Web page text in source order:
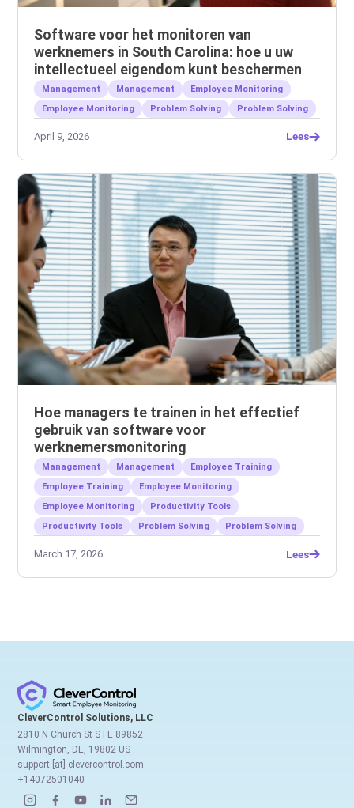
Software voor het monitoren van
werknemers in South Carolina: hoe u uw
intellectueel eigendom kunt beschermen
Management Management
Employee Monitoring
Employee Monitoring
Problem Solving Problem Solving
April 9, 2026 Lees
Hoe managers te trainen in het effectief
gebruik van software voor
werknemersmonitoring
Management Management
Employee Training
Employee Training
Employee Monitoring
Employee Monitoring
Productivity Tools
Productivity Tools
Problem Solving Problem Solving
March 17, 2026 Lees
CleverControl Solutions, LLC
2810 N Church St STE 89852
Wilmington, DE, 19802 US
support [at] clevercontrol.com
+14072501040